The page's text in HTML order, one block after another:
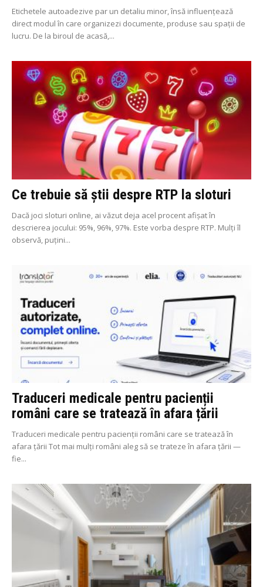
Etichetele autoadezive par un detaliu minor, însă influențează
direct modul în care organizezi documente, produse sau spații de
lucru. De la biroul de acasă,...
Ce trebuie să știi despre RTP la sloturi
Dacă joci sloturi online, ai văzut deja acel procent afișat în
descrierea jocului: 95%, 96%, 97%. Este vorba despre RTP. Mulți îl
observă, puțini...
Traduceri medicale pentru pacienții
români care se tratează în afara țării
Traduceri medicale pentru pacienții români care se tratează în
afara țării Tot mai mulți români aleg să se trateze în afara țării —
fie...